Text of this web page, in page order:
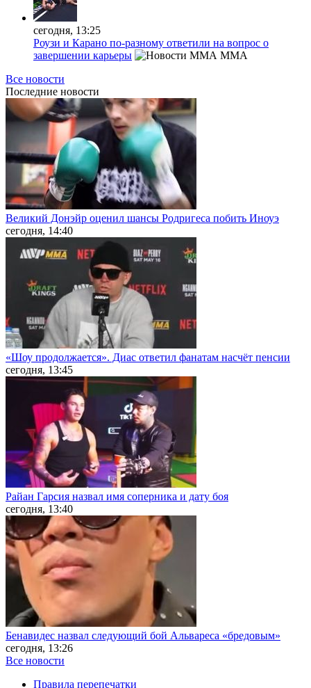
сегодня, 13:25
Роузи и Карано по-разному ответили на вопрос о
завершении карьеры
MMA
Все новости
Последние новости
Великий Донэйр оценил шансы Родригеса побить Иноуэ
сегодня, 14:40
«Шоу продолжается». Диас ответил фанатам насчёт пенсии
сегодня, 13:45
Райан Гарсия назвал имя соперника и дату боя
сегодня, 13:40
Бенавидес назвал следующий бой Альвареса «бредовым»
сегодня, 13:26
Все новости
Правила перепечатки